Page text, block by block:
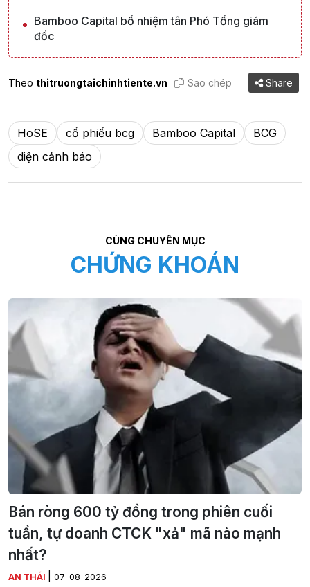
Bamboo Capital bổ nhiệm tân Phó Tổng giám
đốc
Theo thitruongtaichinhtiente.vn Sao chép Share
HoSE cổ phiếu bcg Bamboo Capital
BCG
diện cảnh báo
CÙNG CHUYÊN MỤC
CHỨNG KHOÁN
Bán ròng 600 tỷ đồng trong phiên cuối
tuần, tự doanh CTCK "xả" mã nào mạnh
nhất?
AN THÁI 07-08-2026